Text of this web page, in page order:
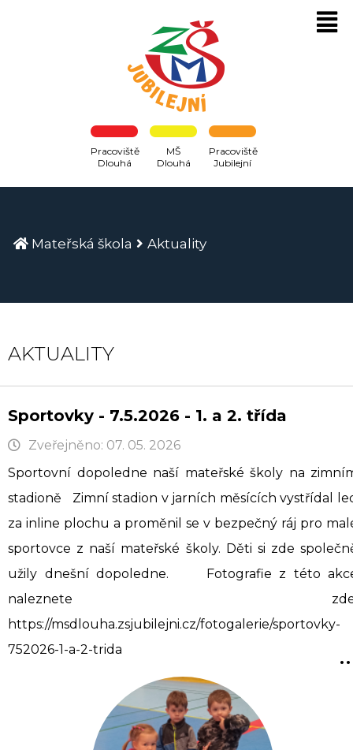
Pracoviště
Dlouhá
MŠ
Dlouhá
Pracoviště
Jubilejní
Mateřská škola Aktuality
AKTUALITY
Sportovky - 7.5.2026 - 1. a 2. třída
Zveřejněno: 07. 05. 2026
Sportovní dopoledne naší mateřské školy na
stadioně Zimní stadion v jarních měsících vystřídal
za inline plochu a proměnil se v bezpečný ráj pro
sportovce z naší mateřské školy. Děti si zde
užily dnešní dopoledne. Fotografie z této
naleznete
https://msdlouha.zsjubilejni.cz/fotogalerie/sportovky-
752026-1-a-2-trida